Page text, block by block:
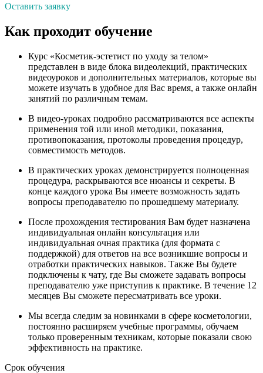
Оставить заявку
Как проходит обучение
Курс «Косметик-эстетист по уходу за телом»
представлен в виде блока видеолекций, практических
видеоуроков и дополнительных материалов, которые вы
можете изучать в удобное для Вас время, а также онлайн
занятий по различным темам.
В видео-уроках подробно рассматриваются все аспекты
применения той или иной методики, показания,
противопоказания, протоколы проведения процедур,
совместимость методов.
В практических уроках демонстрируется полноценная
процедура, раскрываются все нюансы и секреты. В
конце каждого урока Вы имеете возможность задать
вопросы преподавателю по прошедшему материалу.
После прохождения тестирования Вам будет назначена
индивидуальная онлайн консультация или
индивидуальная очная практика (для формата с
поддержкой) для ответов на все возникшие вопросы и
отработки практических навыков. Также Вы будете
подключены к чату, где Вы сможете задавать вопросы
преподавателю уже приступив к практике. В течение 12
месяцев Вы сможете пересматривать все уроки.
Мы всегда следим за новинками в сфере косметологии,
постоянно расширяем учебные программы, обучаем
только проверенным техникам, которые показали свою
эффективность на практике.
Срок обучения